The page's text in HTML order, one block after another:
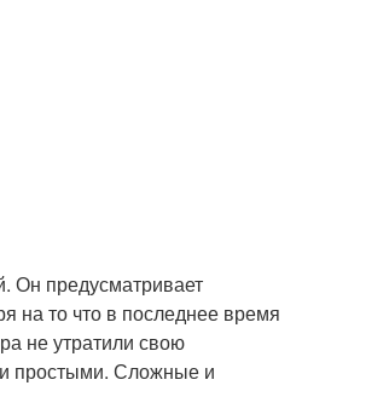
Он предусматривает
на то что в последнее время
не утратили свою
простыми. Сложные и